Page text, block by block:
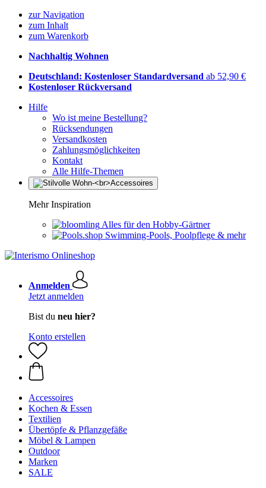
zur Navigation
zum Inhalt
zum Warenkorb
Nachhaltig Wohnen
Deutschland: Kostenloser Standardversand ab 52,90 €
Kostenloser Rückversand
Hilfe
Wo ist meine Bestellung?
Rücksendungen
Versandkosten
Zahlungsmöglichkeiten
Kontakt
Alle Hilfe-Themen
Mehr Inspiration
Alles für den Hobby-Gärtner
Swimming-Pools, Poolpflege & mehr
Anmelden
Jetzt anmelden
Bist du neu hier?
Konto erstellen
Accessoires
Kochen & Essen
Textilien
Übertöpfe & Pflanzgefäße
Möbel & Lampen
Outdoor
Marken
SALE